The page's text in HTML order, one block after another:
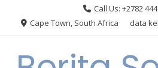
Call Us: +2782 444
Cape Town, South Africa
data